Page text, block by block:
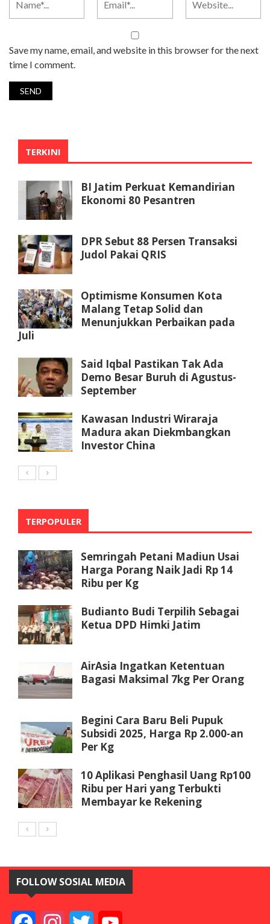
Save my name, email, and website in this browser for the next
time I comment.
TERKINI
BI Jatim Perkuat Kemandirian
Ekonomi 80 Pesantren
DPR Sebut 88 Persen Transaksi
Judol Pakai QRIS
Optimisme Konsumen Kota
Malang Tetap Solid dan
Menunjukkan Perbaikan pada
Juli
Said Iqbal Pastikan Tak Ada
Demo Besar Buruh di Agustus-
September
Kawasan Industri Wiraraja
Madura akan Diekmbangkan
Investor China
TERPOPULER
Semringah Petani Madiun Usai
Harga Porang Naik Jadi Rp 14
Ribu per Kg
Budianto Budi Terpilih Sebagai
Ketua DPD Himki Jatim
AirAsia Ingatkan Ketentuan
Bagasi Maksimal 7kg Per Orang
Begini Cara Baru Beli Pupuk
Subsidi 2025, Harga Rp 2.000-an
Per Kg
10 Aplikasi Penghasil Uang Rp100
Ribu per Hari yang Terbukti
Membayar ke Rekening
FOLLOW SOSIAL MEDIA